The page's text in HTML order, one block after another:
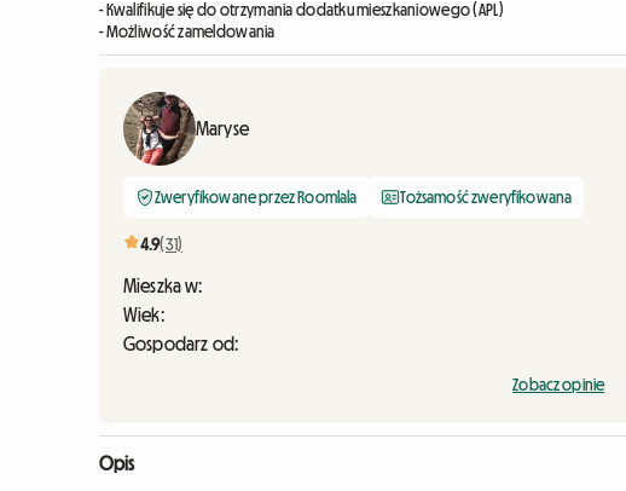
- Kwalifikuje się do otrzymania dodatku mieszkaniowego (APL)
- Możliwość zameldowania
Maryse
Zweryfikowane przez Roomlala Tożsamość zweryfikowana
4.9(31)
Mieszka w:
Wiek:
Gospodarz od:
Zobacz opinie
Opis